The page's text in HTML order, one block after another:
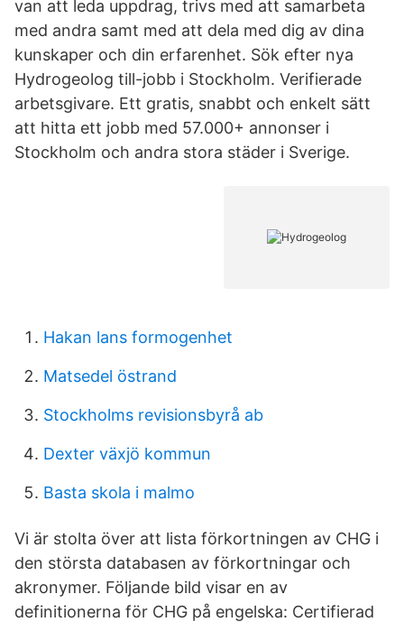
van att leda uppdrag, trivs med att samarbeta
med andra samt med att dela med dig av dina
kunskaper och din erfarenhet. Sök efter nya
Hydrogeolog till-jobb i Stockholm. Verifierade
arbetsgivare. Ett gratis, snabbt och enkelt sätt
att hitta ett jobb med 57.000+ annonser i
Stockholm och andra stora städer i Sverige.
Hakan lans formogenhet
Matsedel östrand
Stockholms revisionsbyrå ab
Dexter växjö kommun
Basta skola i malmo
Vi är stolta över att lista förkortningen av CHG i
den största databasen av förkortningar och
akronymer. Följande bild visar en av
definitionerna för CHG på engelska: Certifierad